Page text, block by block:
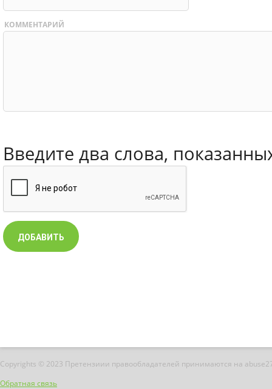
КОММЕНТАРИЙ
Введите два слова,
Copyrights © 2023 Претензиии правообладателей принимаются на
Обратная связь